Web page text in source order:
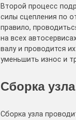
Второй процесс
силы сцепления по
правило,
на всех
валу и проводится
уменьшить износ и
Сборка узла
Сборка узла